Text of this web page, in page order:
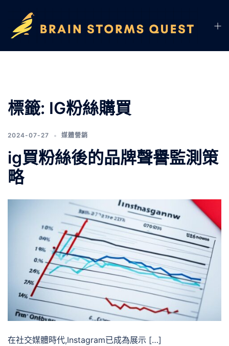
標籤: IG粉絲購買
2024-07-27 媒體營銷
ig買粉絲後的品牌聲譽監測策
略
在社交媒體時代,Instagram已成為展示 […]